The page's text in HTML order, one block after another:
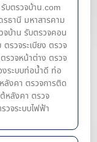
บตรวจบ้าน.com
ธานี มหาสารคาม
จบ้าน รับตรวจคอน
รวจระเบียง ตรวจ
รวจหน้าต่าง​ ตรวจ
งระบบท่อน้ำ​ดี ท่อ
ลังคา ตรวจการติด
ต้หลังคา ตรวจ
จระบบไฟฟ้า